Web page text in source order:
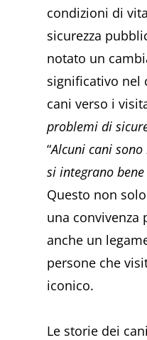
condizioni di
sicurezza
notato un
significativo nel
cani verso i
problemi di
“Alcuni cani
si integrano
Questo non
una convivenza
anche un
persone che
iconico.
Le storie dei